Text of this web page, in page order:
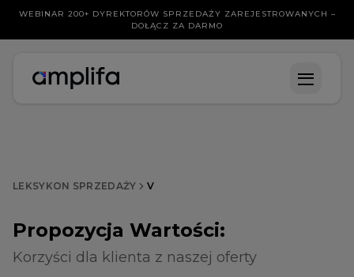
WEBINAR 200+ DYREKTORÓW SPRZEDAŻY ZAREJESTROWANYCH –
DOŁĄCZ ZA DARMO
LEKSYKON SPRZEDAŻY V
Propozycja Wartości:
Korzyści dla klienta z naszej oferty